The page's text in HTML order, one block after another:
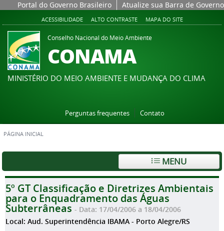
Portal do Governo Brasileiro Atualize sua Barra de Governo
ACESSIBILIDADE ALTO CONTRASTE MAPA DO SITE
Conselho Nacional do Meio Ambiente
CONAMA
MINISTÉRIO DO MEIO AMBIENTE E MUDANÇA DO CLIMA
Perguntas frequentes Contato
PÁGINA INICIAL
MENU
5º GT Classificação e Diretrizes Ambientais
para o Enquadramento das Águas
Subterrâneas - Data: 17/04/2006 a 18/04/2006
Local: Aud. Superintendência IBAMA - Porto Alegre/RS